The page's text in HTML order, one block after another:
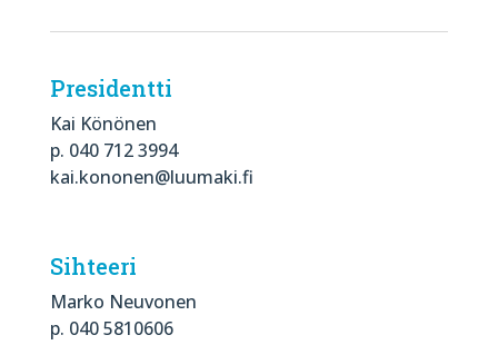
Presidentti
Kai Könönen
p. 040 712 3994
kai.kononen@luumaki.fi
Sihteeri
Marko Neuvonen
p. 040 5810606​